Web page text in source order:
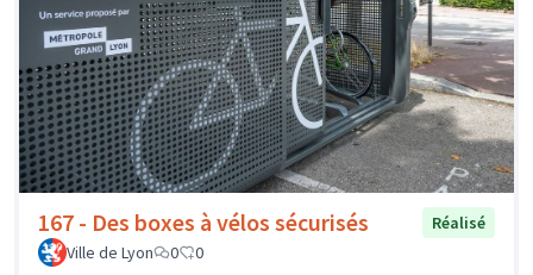
167 - Des boxes à vélos sécurisés
Réalisé
Ville de Lyon
0 0